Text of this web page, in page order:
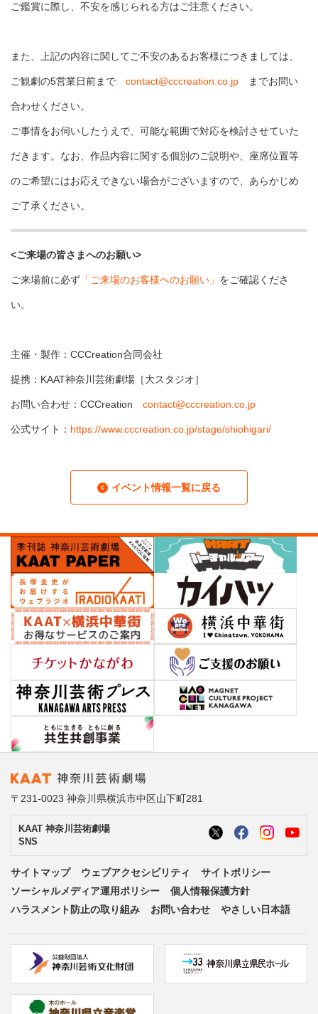
ご鑑賞に際し、不安を感じられる方はご注意ください。
また、上記の内容に関してご不安のあるお客様につきましては、
ご観劇の5営業日前まで contact@cccreation.co.jp までお問い
合わせください。
ご事情をお伺いしたうえで、可能な範囲で対応を検討させていた
だきます。なお、作品内容に関する個別のご説明や、座席位置等
のご希望にはお応えできない場合がございますので、あらかじめ
ご了承ください。
<ご来場の皆さまへのお願い>
ご来場前に必ず 「ご来場のお客様へのお願い」 をご確認くださ
い。
主催・製作：CCCreation合同会社
提携：KAAT神奈川芸術劇場［大スタジオ］
お問い合わせ：CCCreation contact@cccreation.co.jp
公式サイト： https://www.cccreation.co.jp/stage/shiohigari/
イベント情報一覧に戻る
〒231-0023 神奈川県横浜市中区山下町281
KAAT 神奈川芸術劇場
SNS
サイトマップ ウェブアクセシビリティ
サイトポリシー
ソーシャルメディア運用ポリシー
個人情報保護方針
ハラスメント防止の取り組み
お問い合わせ やさしい日本語